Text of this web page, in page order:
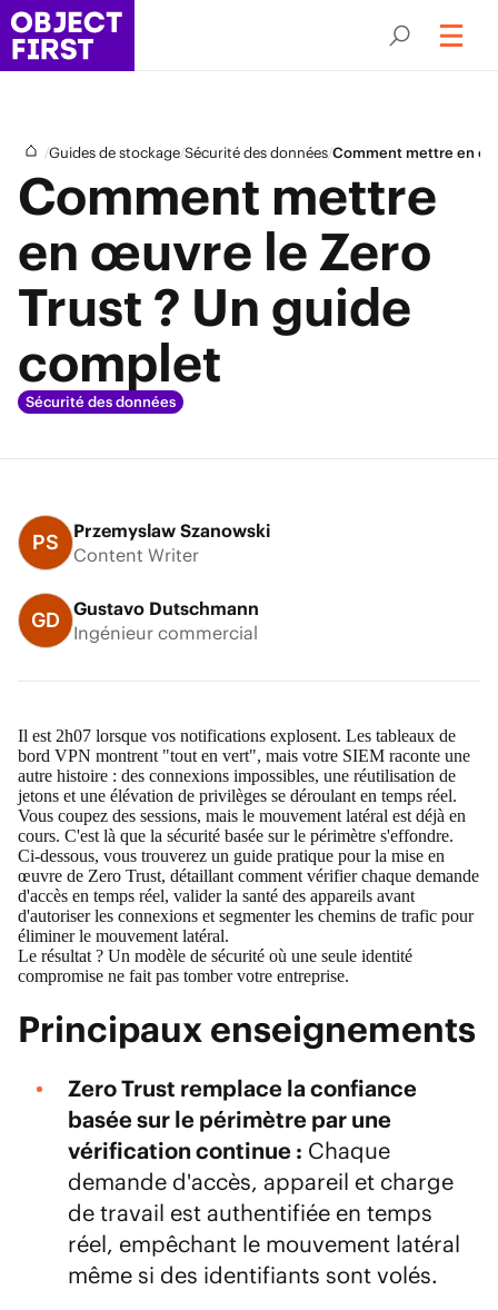
/Guides de stockage/Sécurité des données/Comment mettre en
Comment mettre
en œuvre le Zero
Trust ? Un guide
complet
Sécurité des données
PS
Przemyslaw Szanowski
Content Writer
GD
Gustavo Dutschmann
Ingénieur commercial
Il est 2h07 lorsque vos notifications explosent. Les tableaux de
bord VPN montrent "tout en vert", mais votre SIEM raconte une
autre histoire : des connexions impossibles, une réutilisation de
jetons et une élévation de privilèges se déroulant en temps réel.
Vous coupez des sessions, mais le mouvement latéral est déjà en
cours. C'est là que la sécurité basée sur le périmètre s'effondre.
Ci-dessous, vous trouverez un guide pratique pour la mise en
œuvre de Zero Trust, détaillant comment vérifier chaque demande
d'accès en temps réel, valider la santé des appareils avant
d'autoriser les connexions et segmenter les chemins de trafic pour
éliminer le mouvement latéral.
Le résultat ? Un modèle de sécurité où une seule identité
compromise ne fait pas tomber votre entreprise.
Principaux enseignements
Zero Trust remplace la confiance
basée sur le périmètre par une
vérification continue : Chaque
demande d'accès, appareil et charge
de travail est authentifiée en temps
réel, empêchant le mouvement latéral
même si des identifiants sont volés.